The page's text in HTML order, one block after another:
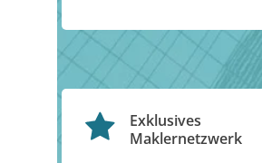
Exklusives
Maklernetzwerk